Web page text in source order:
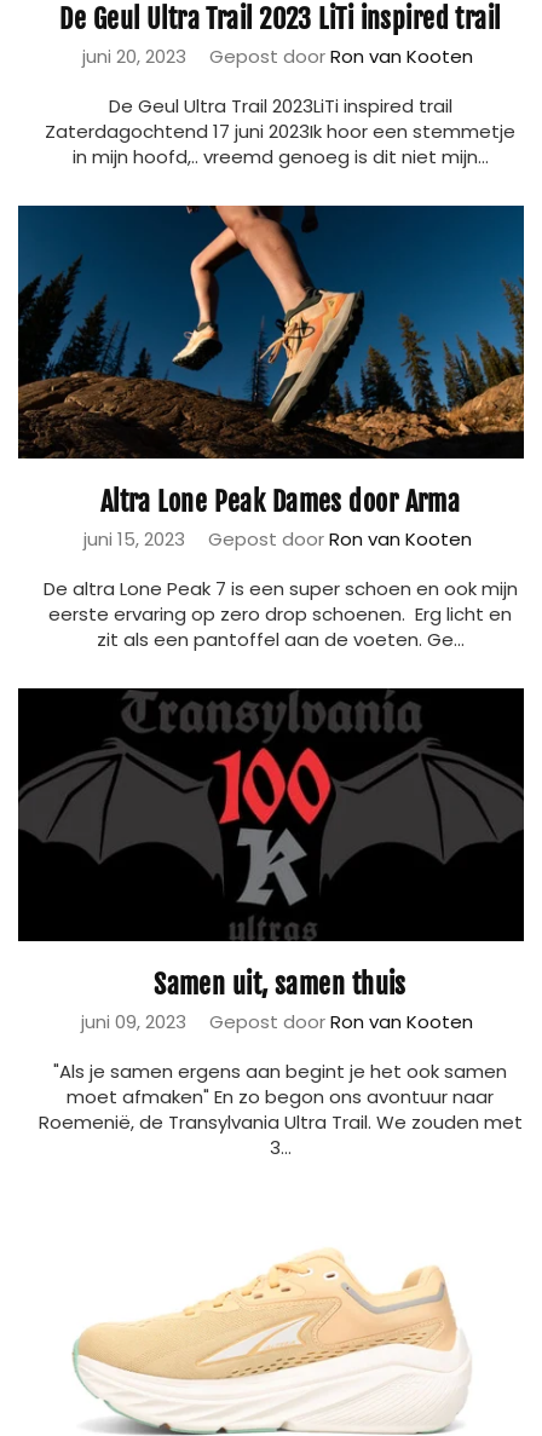
De Geul Ultra Trail 2023 LiTi inspired trail
juni 20, 2023 Gepost doorRon van Kooten
De Geul Ultra Trail 2023LiTi inspired trail
Zaterdagochtend 17 juni 2023Ik hoor een stemmetje
in mijn hoofd,.. vreemd genoeg is dit niet mijn...
Altra Lone Peak Dames door Arma
juni 15, 2023 Gepost doorRon van Kooten
De altra Lone Peak 7 is een super schoen en ook mijn
eerste ervaring op zero drop schoenen. Erg licht en
zit als een pantoffel aan de voeten. Ge...
Samen uit, samen thuis
juni 09, 2023 Gepost doorRon van Kooten
"Als je samen ergens aan begint je het ook samen
moet afmaken" En zo begon ons avontuur naar
Roemenië, de Transylvania Ultra Trail. We zouden met
3...